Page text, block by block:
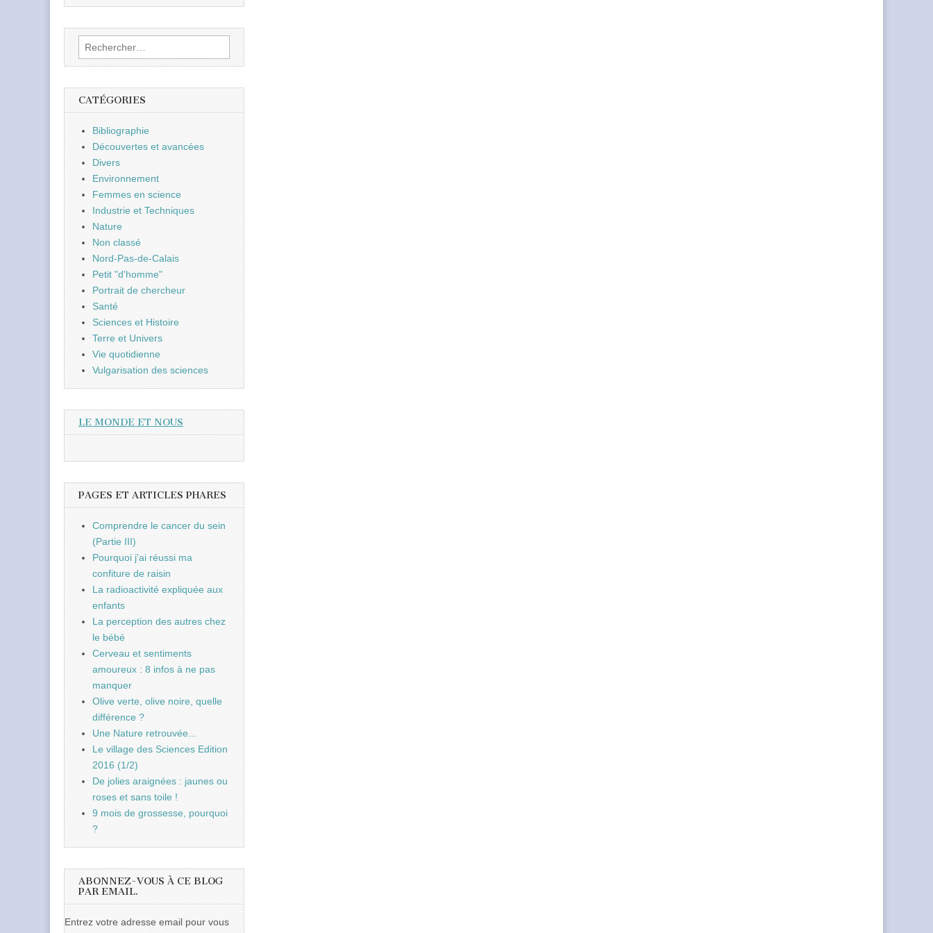
Rechercher :
CATÉGORIES
Bibliographie
Découvertes et avancées
Divers
Environnement
Femmes en science
Industrie et Techniques
Nature
Non classé
Nord-Pas-de-Calais
Petit "d'homme"
Portrait de chercheur
Santé
Sciences et Histoire
Terre et Univers
Vie quotidienne
Vulgarisation des sciences
LE MONDE ET NOUS
PAGES ET ARTICLES PHARES
Comprendre le cancer du sein
(Partie III)
Pourquoi j'ai réussi ma
confiture de raisin
La radioactivité expliquée aux
enfants
La perception des autres chez
le bébé
Cerveau et sentiments
amoureux : 8 infos à ne pas
manquer
Olive verte, olive noire, quelle
différence ?
Une Nature retrouvée...
Le village des Sciences Edition
2016 (1/2)
De jolies araignées : jaunes ou
roses et sans toile !
9 mois de grossesse, pourquoi
?
ABONNEZ-VOUS À CE BLOG
PAR EMAIL.
Entrez votre adresse email pour vous